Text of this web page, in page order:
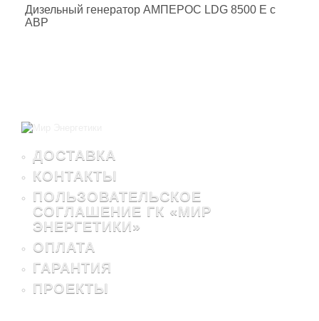
Дизельный генератор АМПЕРОС LDG 8500 E с
АВР
ДОСТАВКА
КОНТАКТЫ
ПОЛЬЗОВАТЕЛЬСКОЕ
СОГЛАШЕНИЕ ГК «МИР
ЭНЕРГЕТИКИ»
ОПЛАТА
ГАРАНТИЯ
ПРОЕКТЫ